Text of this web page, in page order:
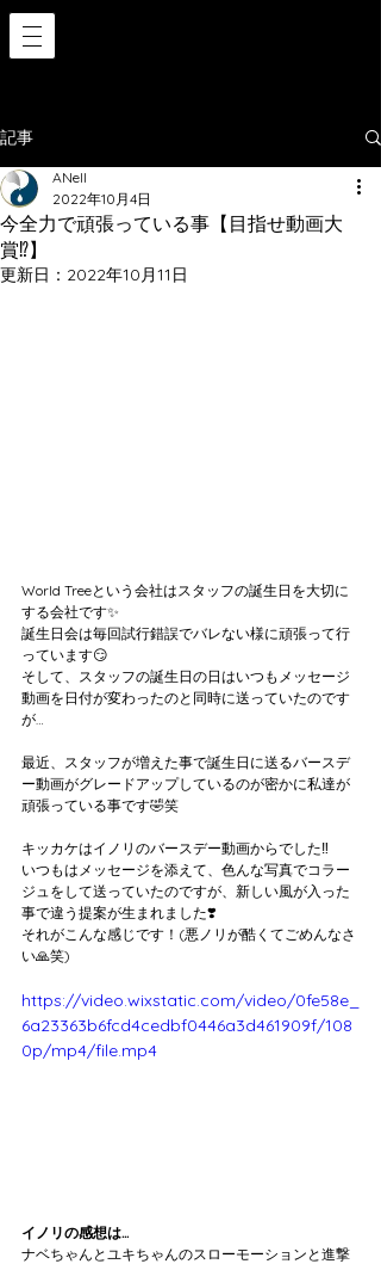
記事
今全力で頑張っている事【目指せ動画大
賞⁉️】
ANell
2022年10月4日
更新日： 2022年10月11日
World Treeという会社はスタッフの誕生日を大切に
する会社です✨
誕生日会は毎回試行錯誤でバレない様に頑張って行
っています😏
そして、スタッフの誕生日の日はいつもメッセージ
動画を日付が変わったのと同時に送っていたのです
が…
最近、スタッフが増えた事で誕生日に送るバースデ
ー動画がグレードアップしているのが密かに私達が
頑張っている事です🤣笑
キッカケはイノリのバースデー動画からでした‼️
いつもはメッセージを添えて、色んな写真でコラー
ジュをして送っていたのですが、新しい風が入った
事で違う提案が生まれました❣️
それがこんな感じです！(悪ノリが酷くてごめんなさ
い🙏笑)
https://video.wixstatic.com/video/0fe58e_
6a23363b6fcd4cedbf0446a3d461909f/108
0p/mp4/file.mp4
イノリの感想は…
ナベちゃんとユキちゃんのスローモーションと進撃